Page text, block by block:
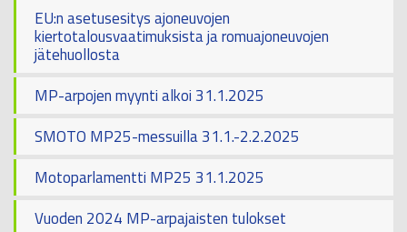
EU:n asetusesitys ajoneuvojen
kiertotalousvaatimuksista ja romuajoneuvojen
jätehuollosta
MP-arpojen myynti alkoi 31.1.2025
SMOTO MP25-messuilla 31.1.-2.2.2025
Motoparlamentti MP25 31.1.2025
Vuoden 2024 MP-arpajaisten tulokset